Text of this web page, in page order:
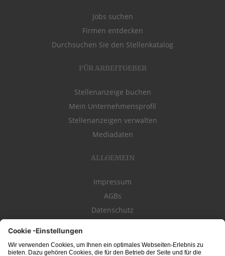
Jobs suchen
Firmen entdecken
Durchsuchen Sie den Stellenkatalog
FÜR ARBEITGEBER
Stellenanzeige buchen
Mein Unternehmensprofil
Stellenanzeigen verwalten
Mediadaten
ALLGEMEIN
Impressum
AGBs
Datenschutz